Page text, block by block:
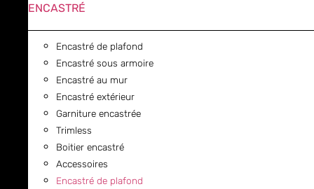
ENCASTRÉ
Encastré de plafond
Encastré sous armoire
Encastré au mur
Encastré extérieur
Garniture encastrée
Trimless
Boitier encastré
Accessoires
Encastré de plafond